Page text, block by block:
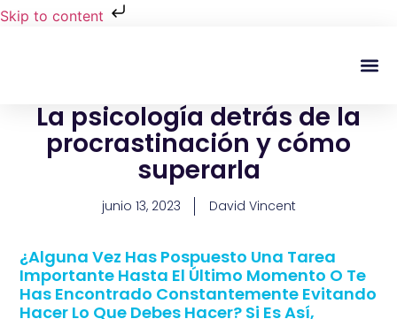
Skip to content
La psicología detrás de la
procrastinación y cómo
superarla
junio 13, 2023 David Vincent
¿Alguna Vez Has Pospuesto Una Tarea
Importante Hasta El Último Momento O Te
Has Encontrado Constantemente Evitando
Hacer Lo Que Debes Hacer? Si Es Así,